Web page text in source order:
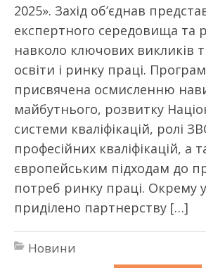
2025». Захід об’єднав
експертного середовища та
навколо ключових викликів
освіти і ринку праці.
присвячена осмисленню
майбутнього, розвитку
системи кваліфікацій, ролі
професійних кваліфікацій, а
європейським підходам до
потреб ринку праці. Окрему
приділено партнерству […]
Новини